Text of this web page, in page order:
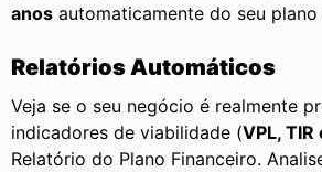
anos automaticamente do seu
Relatórios Automáticos
Veja se o seu negócio é realmente
indicadores de viabilidade (VPL, TIR
Relatório do Plano Financeiro.